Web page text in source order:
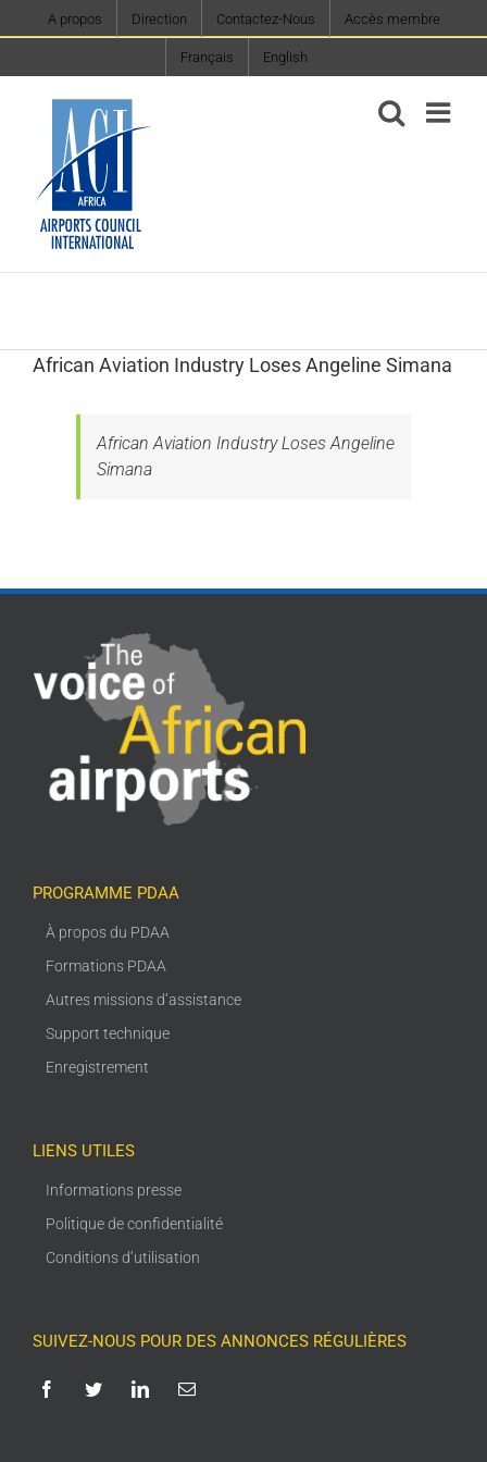
to
A propos Direction Contactez-Nous Accès membre
Français English
African Aviation Industry Loses Angeline Simana
African Aviation Industry Loses Angeline
Simana
PROGRAMME PDAA
À propos du PDAA
Formations PDAA
Autres missions d’assistance
Support technique
Enregistrement
LIENS UTILES
Informations presse
Politique de confidentialité
Conditions d’utilisation
SUIVEZ-NOUS POUR DES ANNONCES RÉGULIÈRES